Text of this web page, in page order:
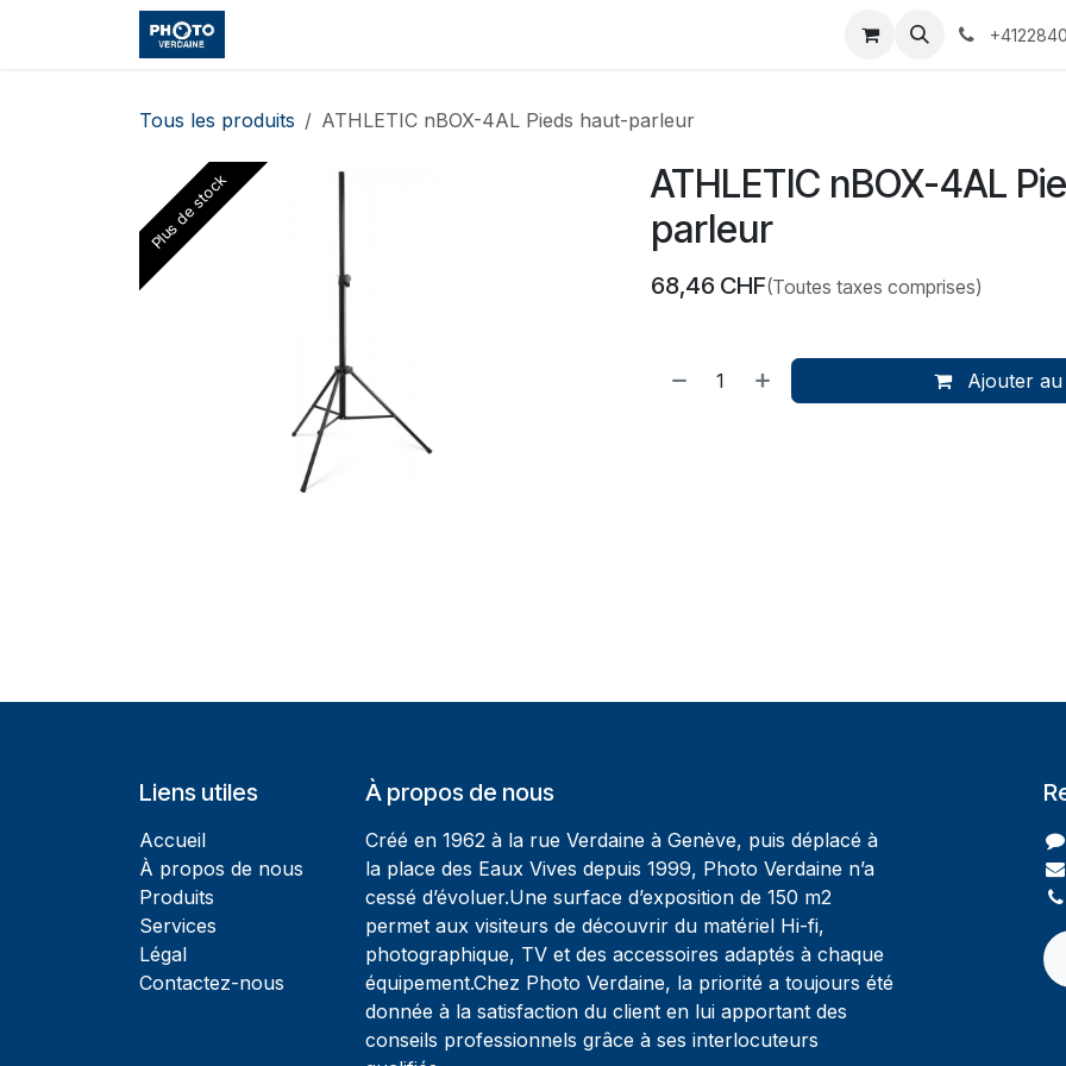
Se rendre au contenu
Événements Services
Tous les produits ATHLETIC nBOX-4AL Pieds haut-parleur
Plus de stock
ATHLETIC nBOX-4AL
parleur
68,46 CHF(Toutes taxes comprises)
Ajouter
Liens utiles
Accueil
À propos de nous
Produits
Services
Légal
Contactez-nous
À propos de nous
Créé en 1962 à la rue Verdaine à Genève, puis déplacé à
la place des Eaux Vives depuis 1999, Photo Verdaine n’a
cessé d’évoluer.Une surface d’exposition de 150 m2
permet aux visiteurs de découvrir du matériel Hi-fi,
photographique, TV et des accessoires adaptés à chaque
équipement.Chez Photo Verdaine, la priorité a toujours été
donnée à la satisfaction du client en lui apportant des
conseils professionnels grâce à ses interlocuteurs